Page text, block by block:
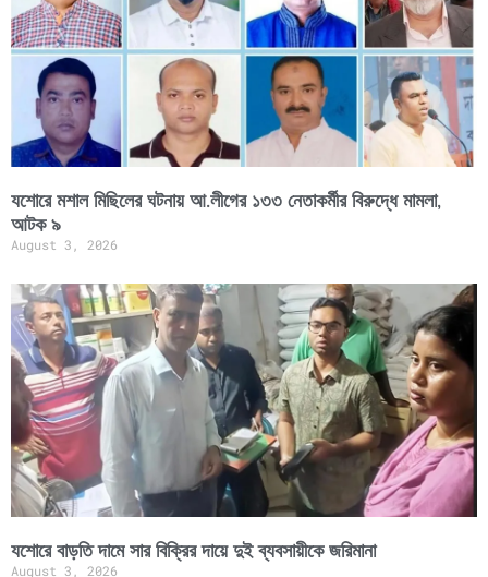
যশোরে মশাল মিছিলের ঘটনায় আ.লীগের ১৩৩ নেতাকর্মীর বিরুদ্ধে মামলা,
আটক ৯
August 3, 2026
যশোরে বাড়তি দামে সার বিক্রির দায়ে দুই ব্যবসায়ীকে জরিমানা
August 3, 2026